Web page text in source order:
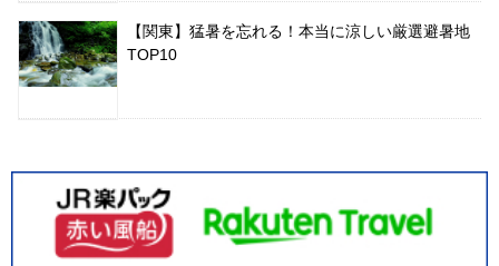
【関東】猛暑を忘れる！本当に涼しい厳選避暑地
TOP10